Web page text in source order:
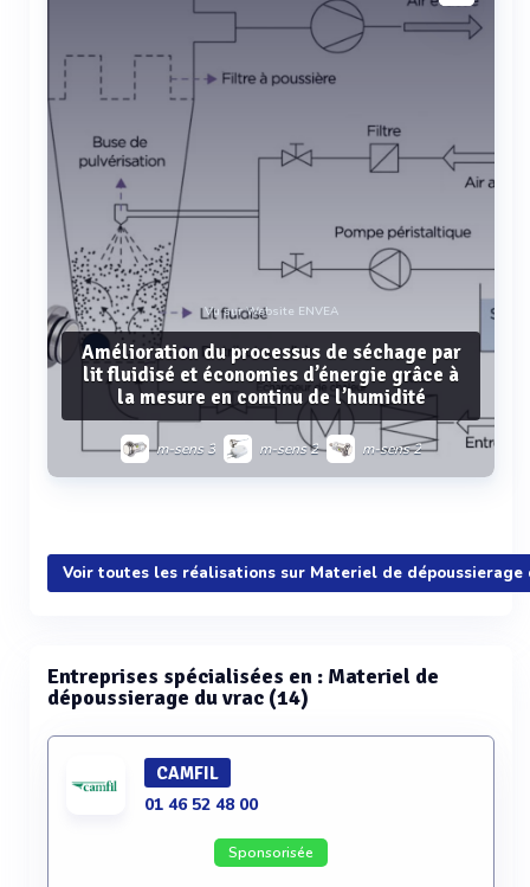
Vu sur Website ENVEA
Amélioration du processus de séchage par
lit fluidisé et économies d’énergie grâce à
la mesure en continu de l’humidité
m-sens 3 m-sens 2 m-sens 2
Voir plus
Voir toutes les réalisations sur Materiel de dépoussierage
Entreprises spécialisées en : Materiel de
dépoussierage du vrac (14)
CAMFIL
01 46 52 48 00
Sponsorisée